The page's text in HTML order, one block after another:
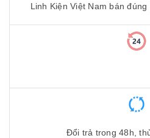
Linh Kiện Việt Nam bán
Đổi trả trong 48h,